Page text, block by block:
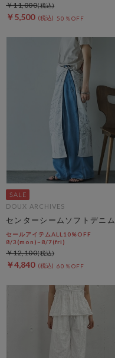
￥5,500 50％OFF
￥11,000
DOUX ARCHIVES
センターシームソフトデニム
セールアイテムALL10%OFF
8/3(mon)~8/7(fri)
￥4,840 60％OFF
￥12,100